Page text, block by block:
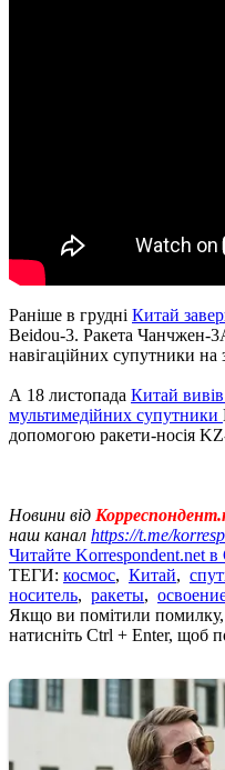
Раніше в грудні Китай
Beidou-3. Ракета Чанчжен-
навігаційних супутники на
А 18 листопада Китай
мультимедійних супутники
допомогою ракети-носія
Новини від
наш канал https://t.me/
Читайте Korrespondent.net
ТЕГИ: космос, Китай,
носитель, ракеты,
Якщо ви помітили помилку,
натисніть Ctrl + Enter, щоб